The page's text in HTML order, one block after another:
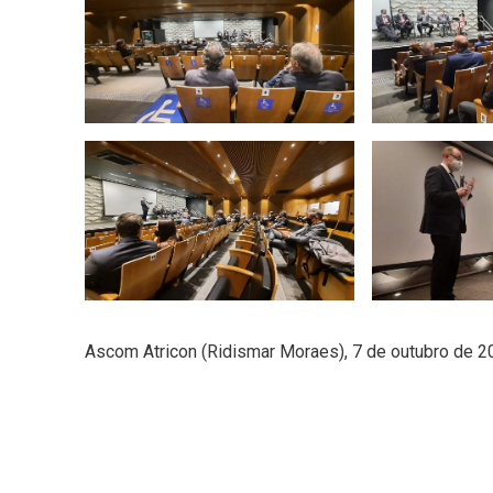
Ascom Atricon (Ridismar Moraes), 7 de outubro de